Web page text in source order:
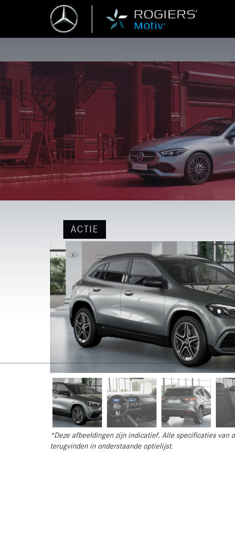
ACTIE
*Deze afbeeldingen zijn indicatief. Alle specificaties van
terugvinden in onderstaande optielijst.